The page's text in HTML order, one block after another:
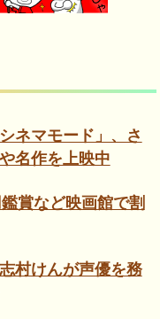
ネマモード」、さ
名作を上映中
賞など映画館で割
村けんが声優を務